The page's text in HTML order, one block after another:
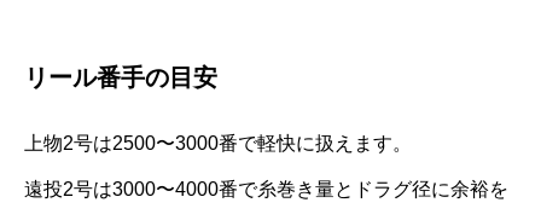
リール番手の目安
上物2号は2500〜3000番で軽快に扱えます。
遠投2号は3000〜4000番で糸巻き量とドラグ径に余裕を